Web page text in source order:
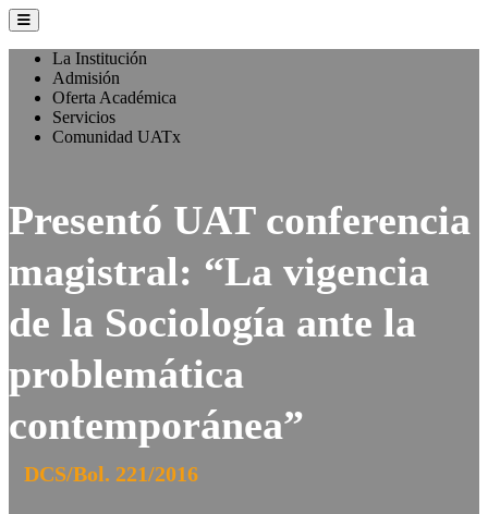
La Institución
Admisión
Oferta Académica
Servicios
Comunidad UATx
Presentó UAT conferencia
magistral: “La vigencia
de la Sociología ante la
problemática
contemporánea”
DCS/Bol. 221/2016